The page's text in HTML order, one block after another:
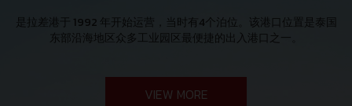
是拉差港于 1992 年开始运营，当时有4个泊位。 该港口位置是泰国
东部沿海地区众多工业园区最便捷的出入港口之一。
VIEW MORE